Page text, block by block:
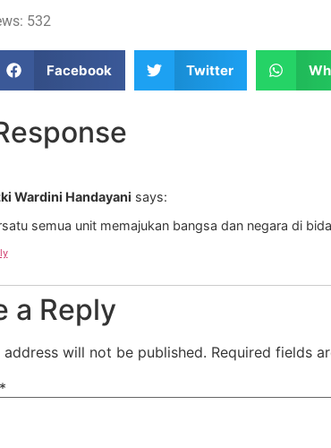
532
Facebook Twitter
Wardini Handayani says:
semua unit memajukan bangsa dan negara di
a Reply
address will not be published. Required fields
*